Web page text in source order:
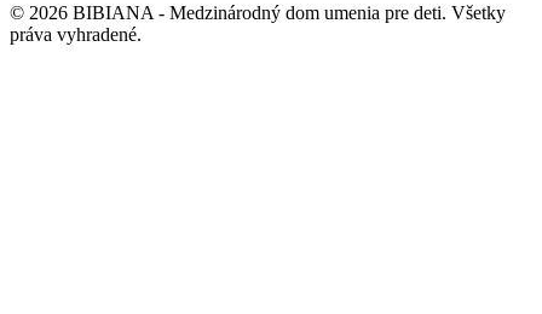
© 2026 BIBIANA - Medzinárodný dom umenia pre deti. Všetky
práva vyhradené.